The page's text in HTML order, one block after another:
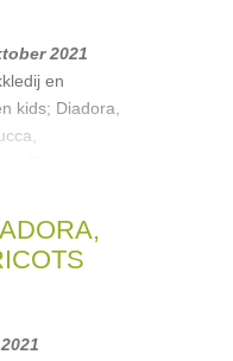
2021
en
kids; Diadora,
Gherardi,
Adres;
,Jucca